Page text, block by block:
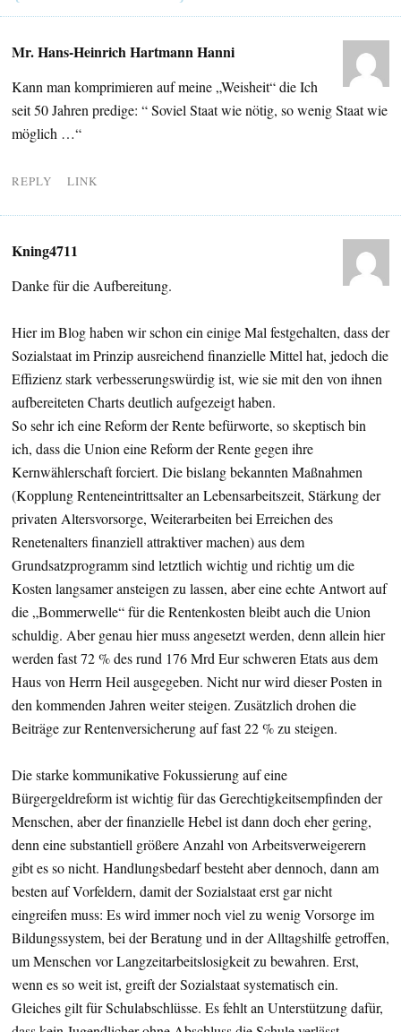
Mr. Hans-Heinrich Hartmann Hanni
Kann man komprimieren auf meine „Weisheit“ die Ich
seit 50 Jahren predige: “ Soviel Staat wie nötig, so wenig Staat wie
möglich …“
REPLY LINK
Kning4711
Danke für die Aufbereitung.
Hier im Blog haben wir schon ein einige Mal festgehalten, dass der
Sozialstaat im Prinzip ausreichend finanzielle Mittel hat, jedoch die
Effizienz stark verbesserungswürdig ist, wie sie mit den von ihnen
aufbereiteten Charts deutlich aufgezeigt haben.
So sehr ich eine Reform der Rente befürworte, so skeptisch bin
ich, dass die Union eine Reform der Rente gegen ihre
Kernwählerschaft forciert. Die bislang bekannten Maßnahmen
(Kopplung Renteneintrittsalter an Lebensarbeitszeit, Stärkung der
privaten Altersvorsorge, Weiterarbeiten bei Erreichen des
Renetenalters finanziell attraktiver machen) aus dem
Grundsatzprogramm sind letztlich wichtig und richtig um die
Kosten langsamer ansteigen zu lassen, aber eine echte Antwort auf
die „Bommerwelle“ für die Rentenkosten bleibt auch die Union
schuldig. Aber genau hier muss angesetzt werden, denn allein hier
werden fast 72 % des rund 176 Mrd Eur schweren Etats aus dem
Haus von Herrn Heil ausgegeben. Nicht nur wird dieser Posten in
den kommenden Jahren weiter steigen. Zusätzlich drohen die
Beiträge zur Rentenversicherung auf fast 22 % zu steigen.
Die starke kommunikative Fokussierung auf eine
Bürgergeldreform ist wichtig für das Gerechtigkeitsempfinden der
Menschen, aber der finanzielle Hebel ist dann doch eher gering,
denn eine substantiell größere Anzahl von Arbeitsverweigerern
gibt es so nicht. Handlungsbedarf besteht aber dennoch, dann am
besten auf Vorfeldern, damit der Sozialstaat erst gar nicht
eingreifen muss: Es wird immer noch viel zu wenig Vorsorge im
Bildungs­system, bei der Beratung und in der Alltagshilfe getroffen,
um Menschen vor Langzeit­arbeitslosigkeit zu bewahren. Erst,
wenn es so weit ist, greift der Sozialstaat systematisch ein.
Gleiches gilt für Schul­abschlüsse. Es fehlt an Unterstützung dafür,